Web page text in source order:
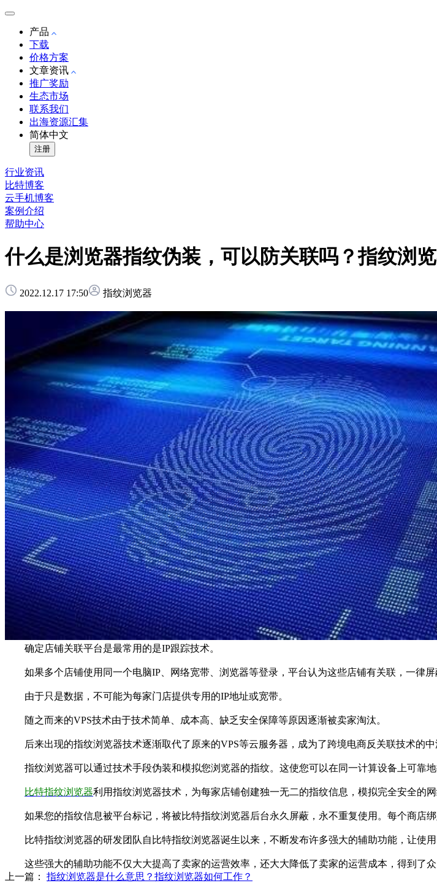
产品
下载
价格方案
文章资讯
推广奖励
生态市场
联系我们
出海资源汇集
简体中文
注册
行业资讯
比特博客
云手机博客
案例介绍
帮助中心
什么是浏览器指纹伪装，可以防关联吗？指纹浏
2022.12.17 17:50 指纹浏览器
确定店铺关联平台是最常用的是IP跟踪技术。
如果多个店铺使用同一个电脑IP、网络宽带、浏览器等登录，平台认为这些店铺有关联，一律屏
由于只是数据，不可能为每家门店提供专用的IP地址或宽带。
随之而来的VPS技术由于技术简单、成本高、缺乏安全保障等原因逐渐被卖家淘汰。
后来出现的指纹浏览器技术逐渐取代了原来的VPS等云服务器，成为了跨境电商反关联技术的中
指纹浏览器可以通过技术手段伪装和模拟您浏览器的指纹。这使您可以在同一计算设备上可靠地
比特指纹浏览器利用指纹浏览器技术，为每家店铺创建独一无二的指纹信息，模拟完全安全的
如果您的指纹信息被平台标记，将被比特指纹浏览器后台永久屏蔽，永不重复使用。每个商店绑
比特指纹浏览器的研发团队自比特指纹浏览器诞生以来，不断发布许多强大的辅助功能，让使用
这些强大的辅助功能不仅大大提高了卖家的运营效率，还大大降低了卖家的运营成本，得到了众
上一篇： 指纹浏览器是什么意思？指纹浏览器如何工作？